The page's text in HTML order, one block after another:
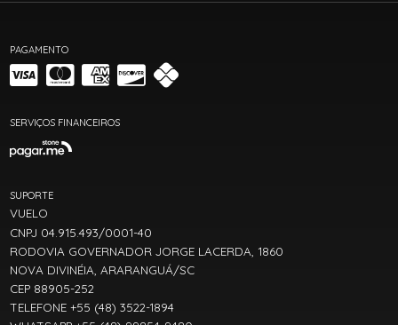
PAGAMENTO
SERVIÇOS FINANCEIROS
SUPORTE
VUELO
CNPJ 04.915.493/0001-40
RODOVIA GOVERNADOR JORGE LACERDA, 1860
NOVA DIVINÉIA, ARARANGUÁ/SC
CEP 88905-252
TELEFONE +55 (48) 3522-1894